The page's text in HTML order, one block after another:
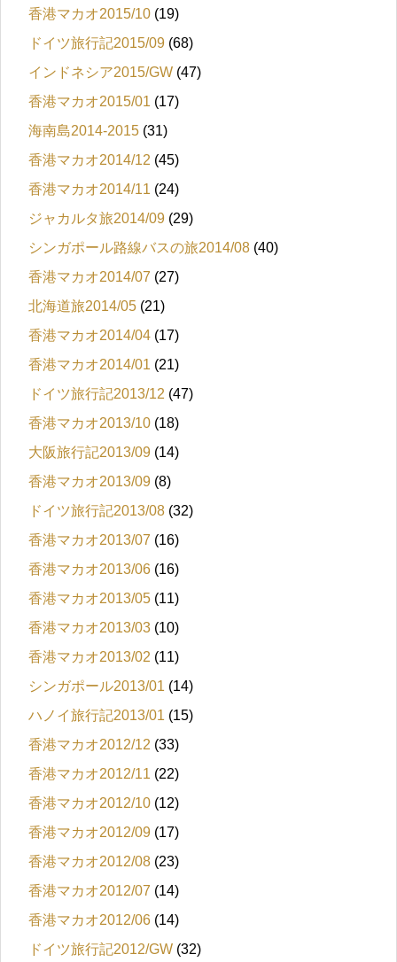
香港マカオ2015/10 (19)
ドイツ旅行記2015/09 (68)
インドネシア2015/GW (47)
香港マカオ2015/01 (17)
海南島2014-2015 (31)
香港マカオ2014/12 (45)
香港マカオ2014/11 (24)
ジャカルタ旅2014/09 (29)
シンガポール路線バスの旅2014/08 (40)
香港マカオ2014/07 (27)
北海道旅2014/05 (21)
香港マカオ2014/04 (17)
香港マカオ2014/01 (21)
ドイツ旅行記2013/12 (47)
香港マカオ2013/10 (18)
大阪旅行記2013/09 (14)
香港マカオ2013/09 (8)
ドイツ旅行記2013/08 (32)
香港マカオ2013/07 (16)
香港マカオ2013/06 (16)
香港マカオ2013/05 (11)
香港マカオ2013/03 (10)
香港マカオ2013/02 (11)
シンガポール2013/01 (14)
ハノイ旅行記2013/01 (15)
香港マカオ2012/12 (33)
香港マカオ2012/11 (22)
香港マカオ2012/10 (12)
香港マカオ2012/09 (17)
香港マカオ2012/08 (23)
香港マカオ2012/07 (14)
香港マカオ2012/06 (14)
ドイツ旅行記2012/GW (32)